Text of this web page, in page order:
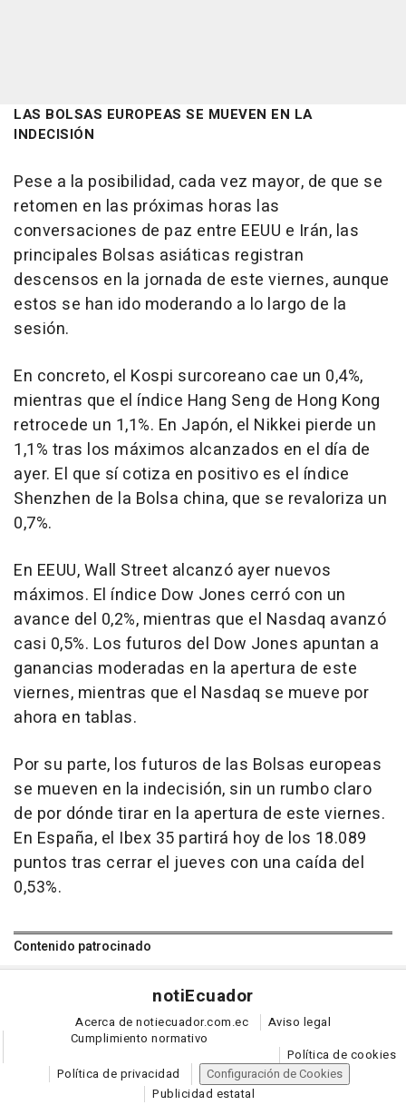
LAS BOLSAS EUROPEAS SE MUEVEN EN LA
INDECISIÓN
Pese a la posibilidad, cada vez mayor, de que se
retomen en las próximas horas las
conversaciones de paz entre EEUU e Irán, las
principales Bolsas asiáticas registran
descensos en la jornada de este viernes, aunque
estos se han ido moderando a lo largo de la
sesión.
En concreto, el Kospi surcoreano cae un 0,4%,
mientras que el índice Hang Seng de Hong Kong
retrocede un 1,1%. En Japón, el Nikkei pierde un
1,1% tras los máximos alcanzados en el día de
ayer. El que sí cotiza en positivo es el índice
Shenzhen de la Bolsa china, que se revaloriza un
0,7%.
En EEUU, Wall Street alcanzó ayer nuevos
máximos. El índice Dow Jones cerró con un
avance del 0,2%, mientras que el Nasdaq avanzó
casi 0,5%. Los futuros del Dow Jones apuntan a
ganancias moderadas en la apertura de este
viernes, mientras que el Nasdaq se mueve por
ahora en tablas.
Por su parte, los futuros de las Bolsas europeas
se mueven en la indecisión, sin un rumbo claro
de por dónde tirar en la apertura de este viernes.
En España, el Ibex 35 partirá hoy de los 18.089
puntos tras cerrar el jueves con una caída del
0,53%.
Contenido patrocinado
notiEcuador
Acerca de notiecuador.com.ec
Aviso legal
Cumplimiento normativo
Política de cookies
Política de privacidad
Configuración de Cookies
Publicidad estatal